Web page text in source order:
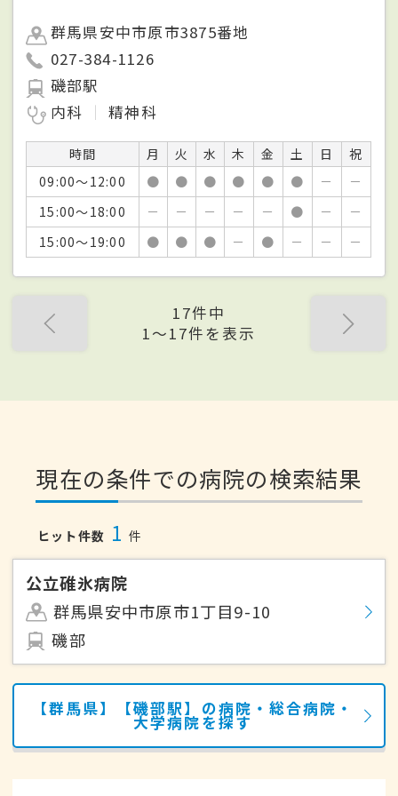
群馬県安中市原市3875番地
027-384-1126
磯部駅
内科
精神科
時間 月 火 水 木 金 土 日
祝
09:00～12:00
● ● ● ● ● ● －
－
15:00～18:00
－ － － － － ● －
－
15:00～19:00
● ● ● － ● － － －
17件中
1〜17件を表示
現在の条件での病院の検索結果
ヒット件数 1 件
公立碓氷病院
群馬県安中市原市1丁目9-10
磯部
【群馬県】【磯部駅】の病院・総合病院・
大学病院を探す